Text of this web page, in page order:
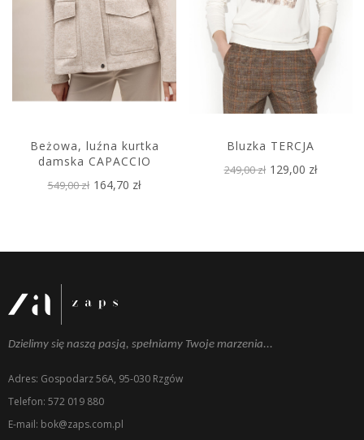
Beżowa, luźna kurtka
damska CAPACCIO
549,00 zł 164,70 zł
Bluzka TERCJA
249,00 zł 129,00 zł
Dzielimy się naszą pasją, spełniamy Twoje marzenia...
Adres: Gospodarz 56A, 95-030 Rzgów
Telefon: 572 019 880
E-mail: bok@zaps.com.pl